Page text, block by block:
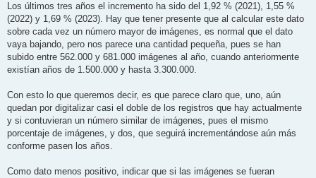
Los últimos tres años el incremento ha sido del 1,92 % (2021), 1,55 %
(2022) y 1,69 % (2023). Hay que tener presente que al calcular este dato
sobre cada vez un número mayor de imágenes, es normal que el dato
vaya bajando, pero nos parece una cantidad pequeña, pues se han
subido entre 562.000 y 681.000 imágenes al año, cuando anteriormente
existían años de 1.500.000 y hasta 3.300.000.
Con esto lo que queremos decir, es que parece claro que, uno, aún
quedan por digitalizar casi el doble de los registros que hay actualmente
y si contuvieran un número similar de imágenes, pues el mismo
porcentaje de imágenes, y dos, que seguirá incrementándose aún más
conforme pasen los años.
Como dato menos positivo, indicar que si las imágenes se fueran